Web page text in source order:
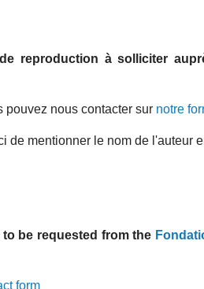
reproduction à solliciter
pouvez nous contacter sur notre
de mentionner le nom de l'auteur
be requested from the
form